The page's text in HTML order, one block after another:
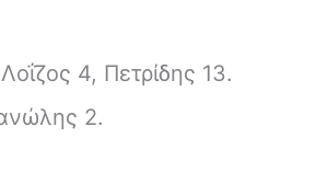
4, Πετρίδης 13.
2.